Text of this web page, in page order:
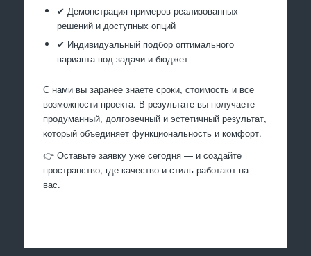
✔ Демонстрация примеров реализованных
решений и доступных опций
✔ Индивидуальный подбор оптимального
варианта под задачи и бюджет
С нами вы заранее знаете сроки, стоимость и все
возможности проекта. В результате вы получаете
продуманный, долговечный и эстетичный результат,
который объединяет функциональность и комфорт.
👉 Оставьте заявку уже сегодня — и создайте
пространство, где качество и стиль работают на
вас.